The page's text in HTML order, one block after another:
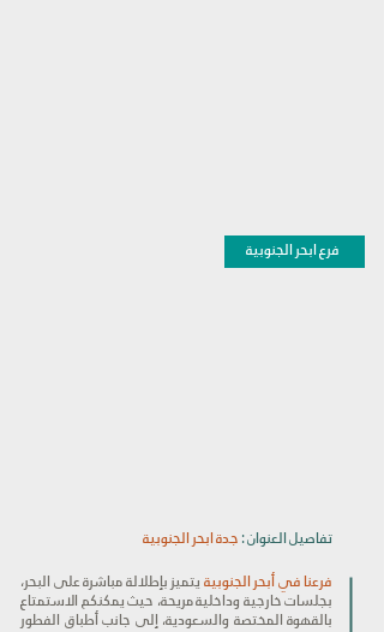
فرع ابحر الجنوبية
تفاصيل العنوان : جدة ابحر الجنوبية
فرعنا في أبحر الجنوبية يتميز بإطلالة مباشرة على البحر،
بجلسات خارجية وداخلية مريحة، حيث يمكنكم الاستمتاع
بالقهوة المختصة والسعودية، إلى جانب أطباق الفطور